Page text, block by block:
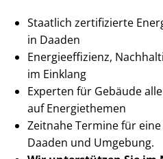
Staatlich zertifizierte
in Daaden
En­er­gie­ef­fi­zi­enz,
im Einklang
Experten für Gebäude
auf Energiethemen
Zeitnahe Termine für
Daaden und Umgebung.